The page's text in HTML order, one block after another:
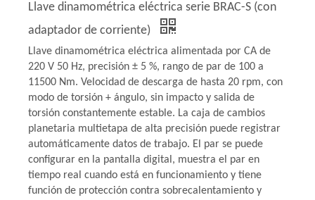
Llave dinamométrica eléctrica serie BRAC-S (con
adaptador de corriente)
Llave dinamométrica eléctrica alimentada por CA de
220 V 50 Hz, precisión ± 5 %, rango de par de 100 a
11500 Nm. Velocidad de descarga de hasta 20 rpm, con
modo de torsión + ángulo, sin impacto y salida de
torsión constantemente estable. La caja de cambios
planetaria multietapa de alta precisión puede registrar
automáticamente datos de trabajo. El par se puede
configurar en la pantalla digital, muestra el par en
tiempo real cuando está en funcionamiento y tiene
función de protección contra sobrecalentamiento y